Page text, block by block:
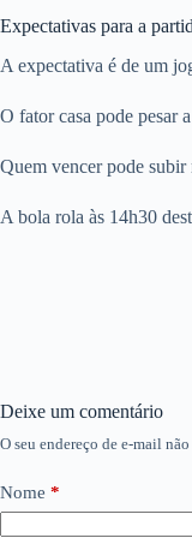
Expectativas para a
A expectativa é de um
O fator casa pode pesar
Quem vencer pode
A bola rola às 14h30
Deixe um comentário
O seu endereço de e-mail
Nome *